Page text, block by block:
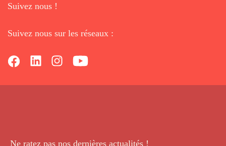
Suivez nous !
Suivez nous sur les réseaux :
Ne ratez pas nos dernières actualités !